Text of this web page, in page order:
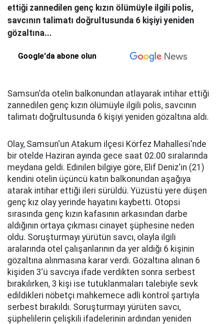
ettiği zannedilen genç kızın ölümüyle ilgili polis,
savcının talimatı doğrultusunda 6 kişiyi yeniden
gözaltına...
Google'da abone olun
Samsun'da otelin balkonundan atlayarak intihar ettiği
zannedilen genç kızın ölümüyle ilgili polis, savcının
talimatı doğrultusunda 6 kişiyi yeniden gözaltına aldı.
Olay, Samsun'un Atakum ilçesi Körfez Mahallesi'nde
bir otelde Haziran ayında gece saat 02.00 sıralarında
meydana geldi. Edinilen bilgiye göre, Elif Deniz'in (21)
kendini otelin üçüncü katın balkonundan aşağıya
atarak intihar ettiği ileri sürüldü. Yüzüstü yere düşen
genç kız olay yerinde hayatını kaybetti. Otopsi
sırasında genç kızın kafasının arkasından darbe
aldığının ortaya çıkması cinayet şüphesine neden
oldu. Soruşturmayı yürütün savcı, olayla ilgili
aralarında otel çalışanlarının da yer aldığı 6 kişinin
gözaltına alınmasına karar verdi. Gözaltına alınan 6
kişiden 3'ü savcıya ifade verdikten sonra serbest
bırakılırken, 3 kişi ise tutuklanmaları talebiyle sevk
edildikleri nöbetçi mahkemece adli kontrol şartıyla
serbest bırakıldı. Soruşturmayı yürüten savcı,
şüphelilerin çelişkili ifadelerinin ardından yeniden